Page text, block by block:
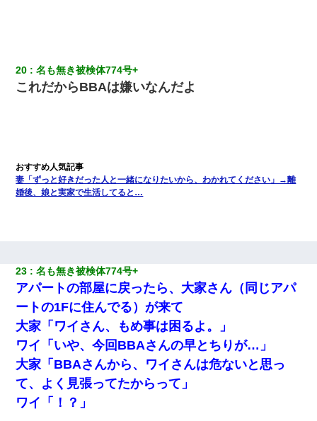
20 名も無き被検体774号+
これだからBBAは嫌いなんだよ
妻「ずっと好きだった人と一緒になりたいから、わかれてください」→離
婚後、娘と実家で生活してると…
23 名も無き被検体774号+
アパートの部屋に戻ったら、大家さん（同じアパ
ートの1Fに住んでる）が来て
大家「ワイさん、もめ事は困るよ。」
ワイ「いや、今回BBAさんの早とちりが…」
大家「BBAさんから、ワイさんは危ないと思っ
て、よく見張ってたからって」
ワイ「！？」